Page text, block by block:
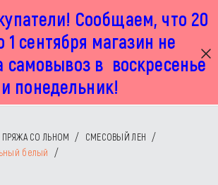
Сообщаем, что 20
1 сентября магазин не
самовывоз в воскресенье
и понедельник!
32 стр 2А
с 11:00 до 17:00
+7 925 449 67 92
ПРЯЖА СО ЛЬНОМ / СМЕСОВЫЙ ЛЕН /
белый
/